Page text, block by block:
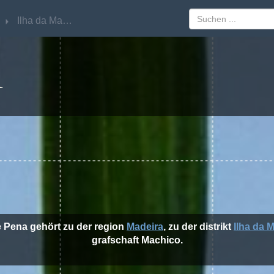
Ilha da Madeira
Pena gehört zu der region Madeira, zu der distrikt Ilha da
grafschaft Machico.
Ilha da Madeira